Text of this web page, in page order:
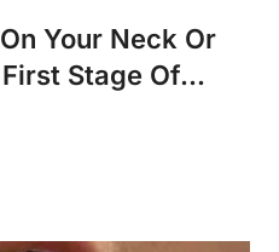
Your Neck Or
Stage Of...